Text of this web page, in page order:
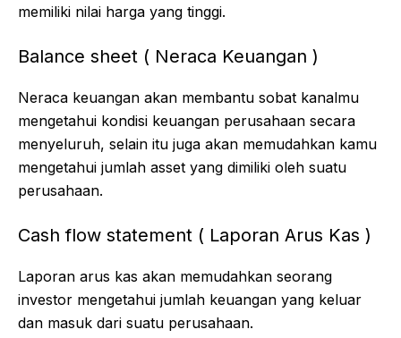
memiliki nilai harga yang tinggi.
Balance sheet ( Neraca Keuangan )
Neraca keuangan akan membantu sobat kanalmu
mengetahui kondisi keuangan perusahaan secara
menyeluruh, selain itu juga akan memudahkan kamu
mengetahui jumlah asset yang dimiliki oleh suatu
perusahaan.
Cash flow statement ( Laporan Arus Kas )
Laporan arus kas akan memudahkan seorang
investor mengetahui jumlah keuangan yang keluar
dan masuk dari suatu perusahaan.